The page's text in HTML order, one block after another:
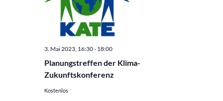
Planungstreffen der Klima-
Zukunftskonferenz
3. Mai 2023, 16:30- 18:00
Kostenlos